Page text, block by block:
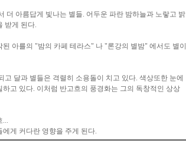
더 아름답게 빛나는 별들. 어두운 파란 밤하늘과 노랗고 밝
받게 된다.
아를의 "밤의 카페 테라스" 나 "론강의 별밤" 에서도 별이
달과 별들은 격렬히 소용돌이 치고 있다. 색상또한 눈에
고 있다. 이처럼 반고흐의 풍경화는 그의 독창적인 상상
...
게 커다란 영향을 주게 된다.